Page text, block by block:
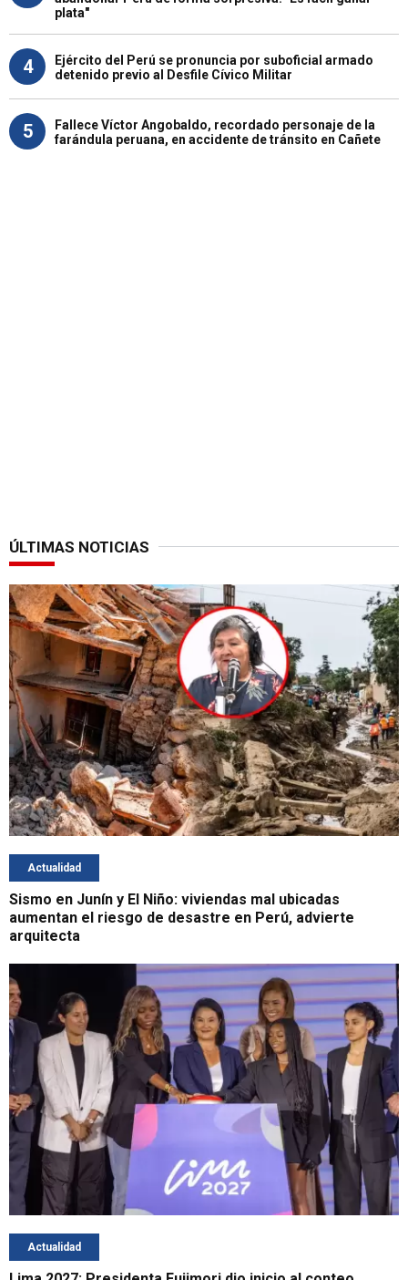
plata"
4
Ejército del Perú se pronuncia por suboficial armado
detenido previo al Desfile Cívico Militar
5
Fallece Víctor Angobaldo, recordado personaje de la
farándula peruana, en accidente de tránsito en Cañete
ÚLTIMAS NOTICIAS
Actualidad
Sismo en Junín y El Niño: viviendas mal ubicadas
aumentan el riesgo de desastre en Perú, advierte
arquitecta
Actualidad